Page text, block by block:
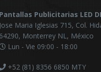
Pantallas Publicitarias LED
Jose Maria Iglesias 715, Col.
64290, Monterrey NL, México
Lun - Vie 09:00 - 18:00
+52 (81) 8356 6850 MTY